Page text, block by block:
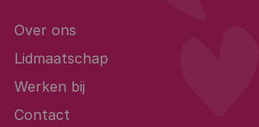
Over ons
Lidmaatschap
Werken bij
Contact